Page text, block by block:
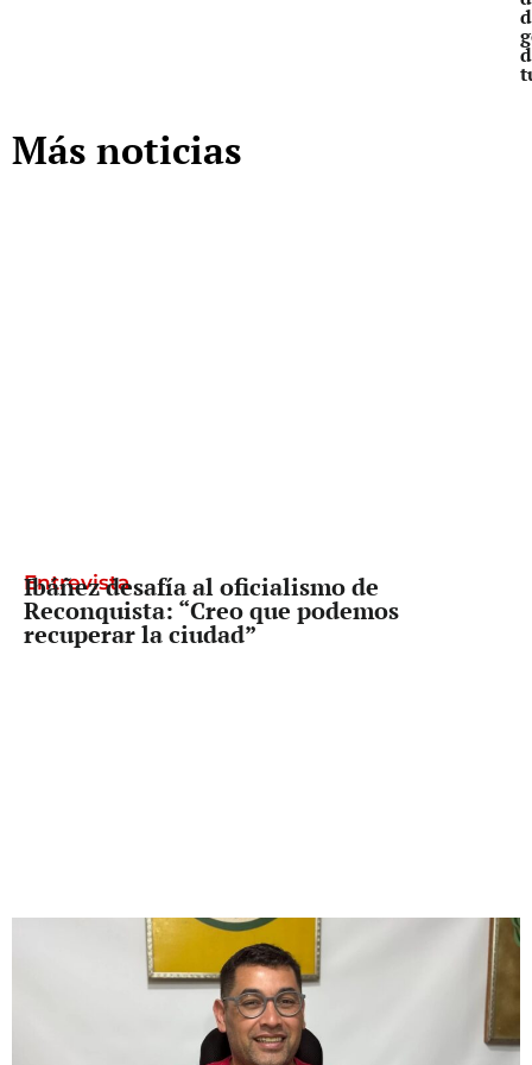
Más noticias
Entrevista
Ibáñez desafía al oficialismo de
Reconquista: “Creo que podemos
recuperar la ciudad”